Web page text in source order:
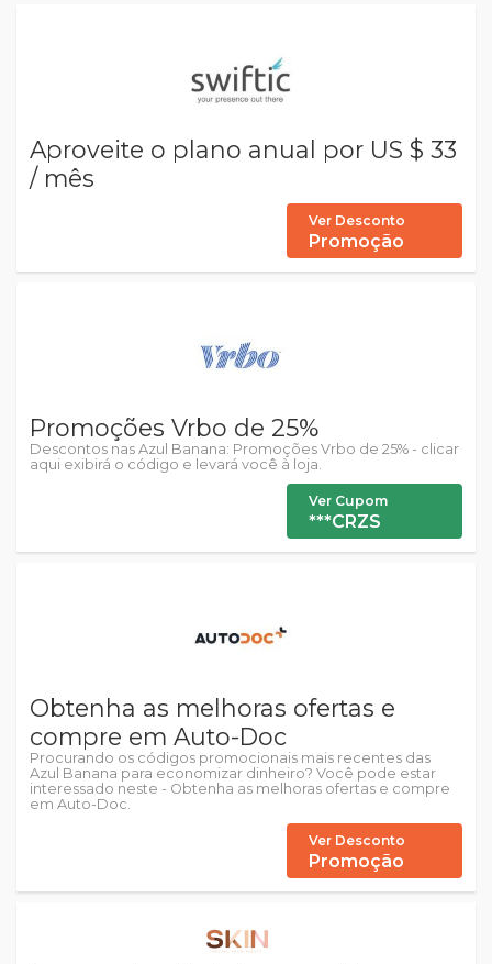
Aproveite o plano anual por US $ 33
/ mês
Ver Desconto
Promoção
Promoções Vrbo de 25%
Descontos nas Azul Banana: Promoções Vrbo de 25% - clicar
aqui exibirá o código e levará você à loja.
Ver Cupom
***CRZS
Obtenha as melhoras ofertas e
compre em Auto-Doc
Procurando os códigos promocionais mais recentes das
Azul Banana para economizar dinheiro? Você pode estar
interessado neste - Obtenha as melhoras ofertas e compre
em Auto-Doc.
Ver Desconto
Promoção